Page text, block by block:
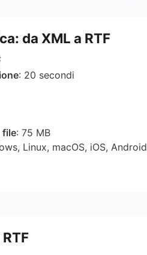
da XML a RTF
: 20 secondi
file: 75 MB
Linux, macOS, iOS, Android